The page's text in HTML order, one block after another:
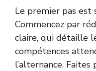
Le premier pas
Commencez par
claire, qui détaille
compétences
l’alternance.